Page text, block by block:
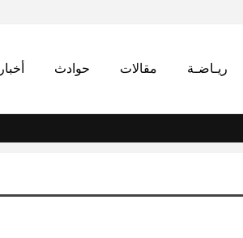
ريـاضـة مقالات حوادث أخبار